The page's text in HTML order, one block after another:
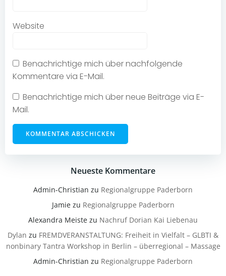
Website
Benachrichtige mich über nachfolgende
Kommentare via E-Mail.
Benachrichtige mich über neue Beiträge via E-
Mail.
Neueste Kommentare
Admin-Christian zu Regionalgruppe Paderborn
Jamiezu Regionalgruppe Paderborn
Alexandra Meiste zu Nachruf Dorian Kai Liebenau
Dylan zu FREMDVERANSTALTUNG: Freiheit in Vielfalt – GLBTI &
nonbinary Tantra Workshop in Berlin – überregional – Massage
Admin-Christian zu Regionalgruppe Paderborn